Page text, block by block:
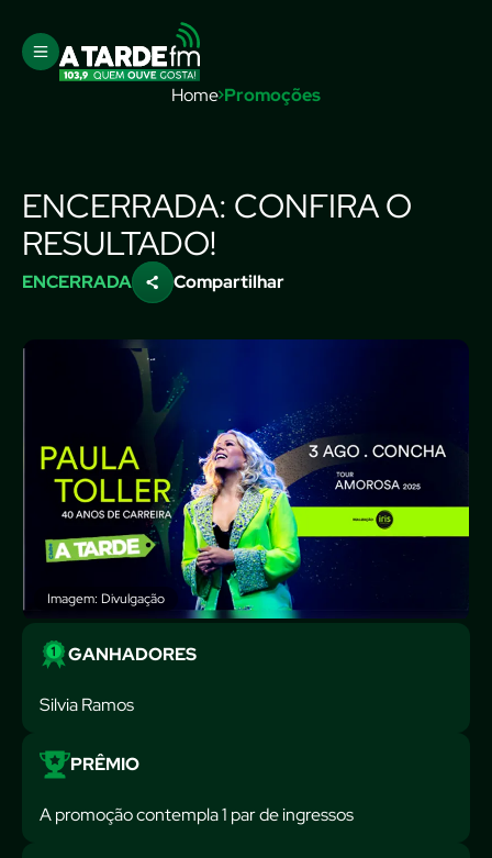
Home Promoções
ENCERRADA: CONFIRA O
RESULTADO!
ENCERRADA Compartilhar
Imagem: Divulgação
GANHADORES
Silvia Ramos
PRÊMIO
A promoção contempla 1 par de ingressos